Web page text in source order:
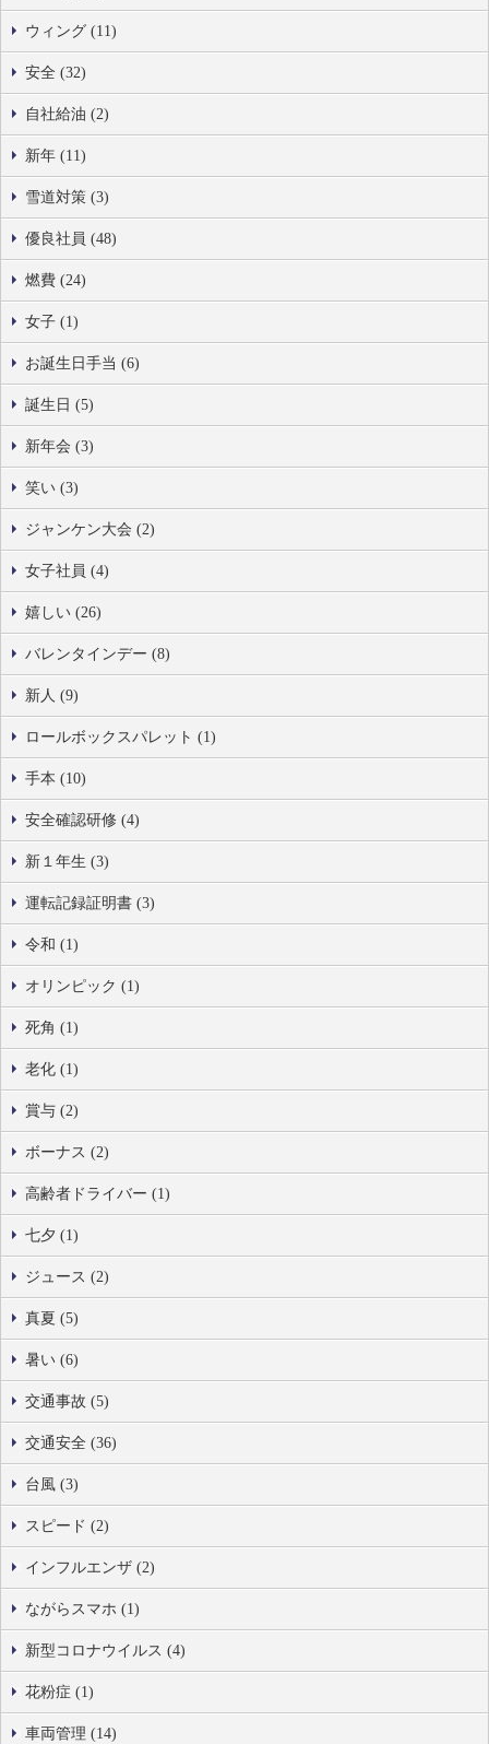
ウィング (11)
安全 (32)
自社給油 (2)
新年 (11)
雪道対策 (3)
優良社員 (48)
燃費 (24)
女子 (1)
お誕生日手当 (6)
誕生日 (5)
新年会 (3)
笑い (3)
ジャンケン大会 (2)
女子社員 (4)
嬉しい (26)
バレンタインデー (8)
新人 (9)
ロールボックスパレット (1)
手本 (10)
安全確認研修 (4)
新１年生 (3)
運転記録証明書 (3)
令和 (1)
オリンピック (1)
死角 (1)
老化 (1)
賞与 (2)
ボーナス (2)
高齢者ドライバー (1)
七夕 (1)
ジュース (2)
真夏 (5)
暑い (6)
交通事故 (5)
交通安全 (36)
台風 (3)
スピード (2)
インフルエンザ (2)
ながらスマホ (1)
新型コロナウイルス (4)
花粉症 (1)
車両管理 (14)